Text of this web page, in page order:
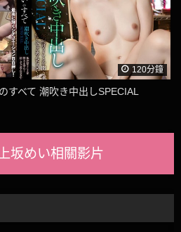
120分鐘
すべて 潮吹き中出しSPECIAL
坂めい相關影片